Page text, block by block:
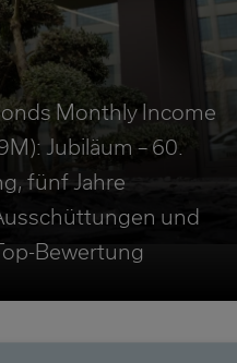
Monthly Income
Jubiläum – 60.
fünf Jahre
und
Bewertung